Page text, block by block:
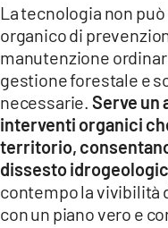
La tecnologia non
organico di
manutenzione
gestione forestale e
necessarie. Serve un
interventi organici
territorio,
dissesto
contempo la vivibilità
con un piano vero e